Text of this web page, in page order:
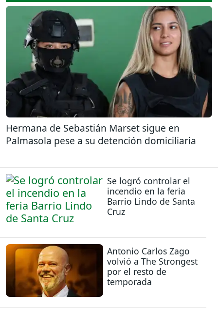
Hermana de Sebastián Marset sigue en
Palmasola pese a su detención domiciliaria
Se logró controlar el
incendio en la feria
Barrio Lindo de Santa
Cruz
Antonio Carlos Zago
volvió a The Strongest
por el resto de
temporada